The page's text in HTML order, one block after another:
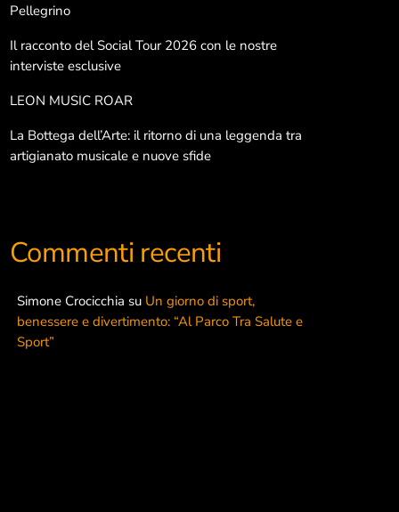
Musica e spettacolo
Salute e Sport
WomenX Impact
Palinsesto
Pellegrino
Il racconto del Social Tour 2026 con le nostre
interviste esclusive
LEON MUSIC ROAR
La Bottega dell’Arte: il ritorno di una leggenda tra
artigianato musicale e nuove sfide
Commenti recenti
Simone Crocicchia su Un giorno di sport,
benessere e divertimento: “Al Parco Tra Salute e
Sport”